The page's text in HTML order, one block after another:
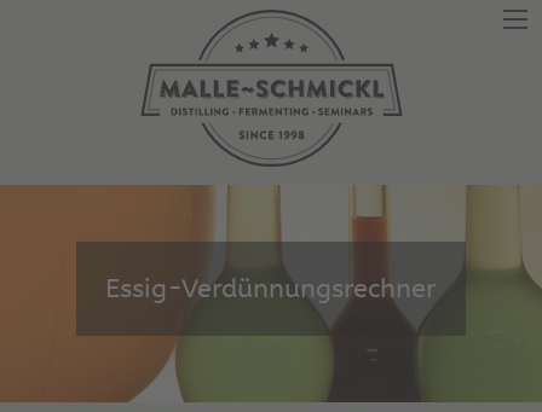
Essig-Verdünnungsrechner